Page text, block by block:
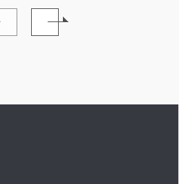
ツ、カルチャーなど